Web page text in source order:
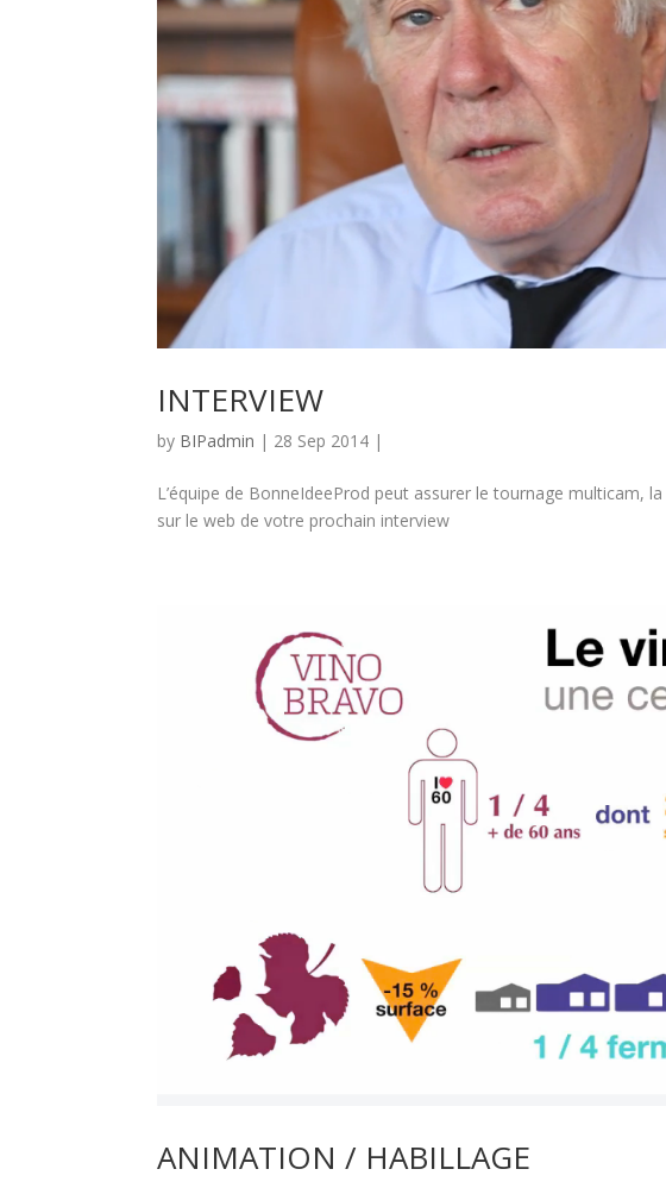
INTERVIEW
by BIPadmin | 28 Sep 2014 |
L’équipe de BonneIdeeProd peut assurer le tournage multicam,
sur le web de votre prochain interview
ANIMATION / HABILLAGE